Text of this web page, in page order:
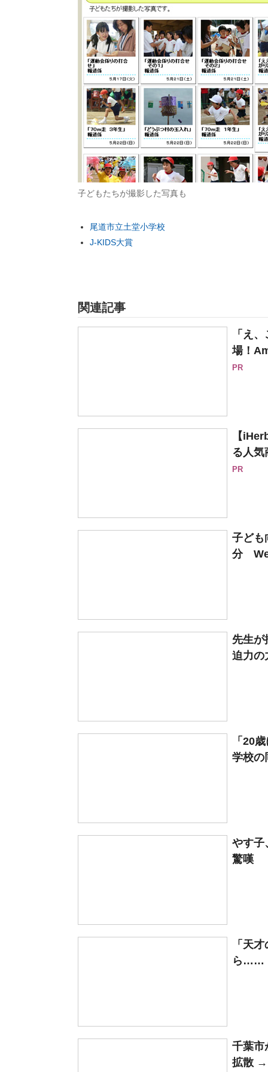
子どもたちが撮影した写真も
尾道市立土堂小学校
J-KIDS大賞
関連記事
「え
場！
PR
【
る人気
PR
子ども
分
先生
迫力の
「20
学校の
やす子
驚嘆
「天
ら……
千葉市
拡散 →